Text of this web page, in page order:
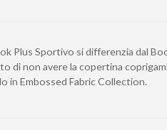
Plus Sportivo si differenzia dal
di non avere la copertina
in Embossed Fabric Collection.